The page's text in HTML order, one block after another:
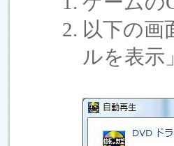
以下の画
ルを表示